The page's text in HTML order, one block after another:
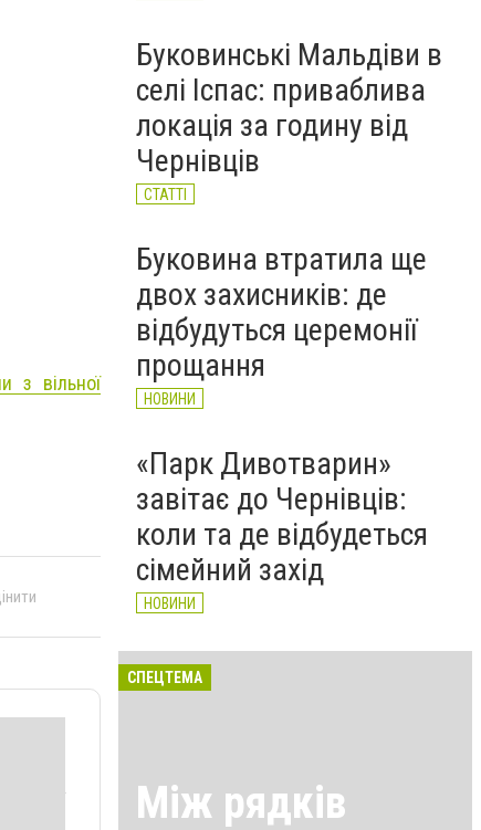
з вільної
Буковинські Мальдіви в
селі Іспас: приваблива
локація за годину від
Чернівців
СТАТТІ
Буковина втратила ще
двох захисників: де
відбудуться церемонії
прощання
НОВИНИ
«Парк Дивотварин»
завітає до Чернівців:
коли та де відбудеться
сімейний захід
НОВИНИ
СПЕЦТЕМА
Між рядків